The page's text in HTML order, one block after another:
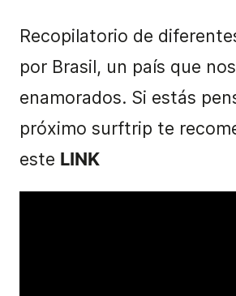
Recopilatorio de
por Brasil, un país que
enamorados. Si estás
próximo surftrip te
este LINK